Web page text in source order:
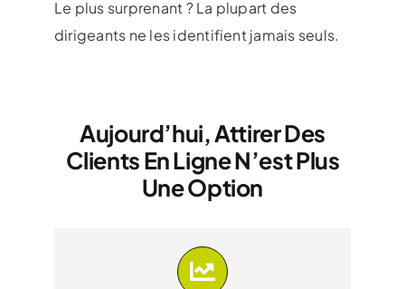
Le plus surprenant ? La plupart des
dirigeants ne les identifient jamais seuls.
Aujourd’hui, Attirer Des
Clients En Ligne N’est Plus
Une Option